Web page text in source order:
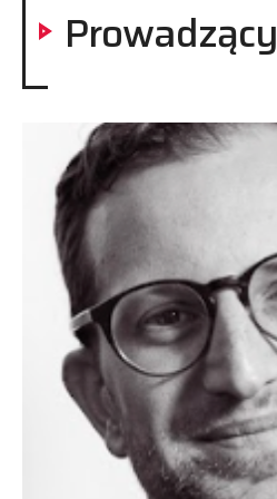
Dla Pracodawcy
Platforma
Kontakt
Prowadzący